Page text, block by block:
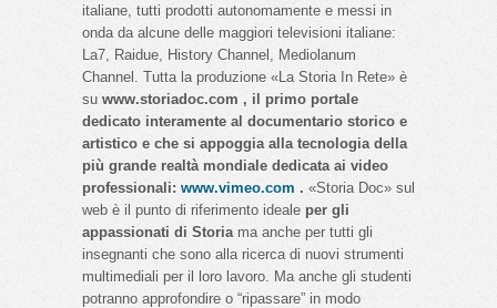
italiane, tutti prodotti autonomamente e messi in
onda da alcune delle maggiori televisioni italiane:
La7, Raidue, History Channel, Mediolanum
Channel. Tutta la produzione «La Storia In Rete» è
su www.storiadoc.com , il primo portale
dedicato interamente al documentario storico e
artistico e che si appoggia alla tecnologia della
più grande realtà mondiale dedicata ai video
professionali: www.vimeo.com . «Storia Doc» sul
web è il punto di riferimento ideale per gli
appassionati di Storiama anche per tutti gli
insegnanti che sono alla ricerca di nuovi strumenti
multimediali per il loro lavoro. Ma anche gli studenti
potranno approfondire o “ripassare” in modo